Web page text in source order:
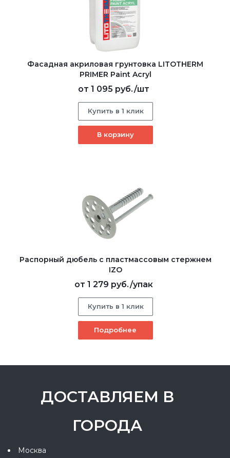
Фасадная акриловая грунтовка LITOTHERM
PRIMER Paint Acryl
от 1 095 руб./шт
Купить в 1 клик
В корзину
Распорный дюбель с пластмассовым стержнем
IZO
от 1 279 руб./упак
Купить в 1 клик
Подробнее
ДОСТАВЛЯЕМ В
ГОРОДА
Москва